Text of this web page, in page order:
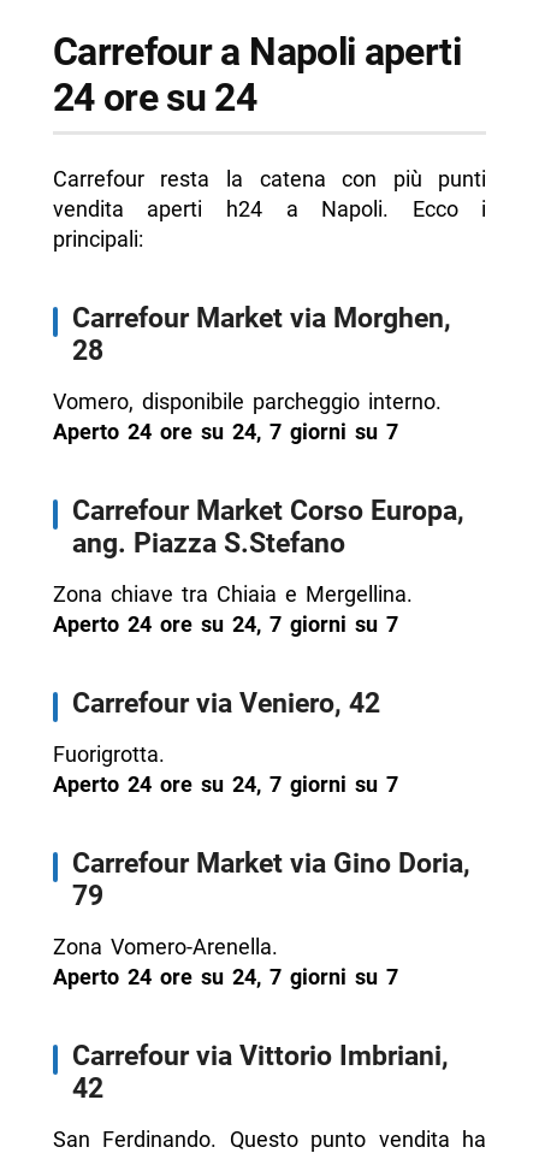
prolungato
-- Scopri di più da Napolike.it
Carrefour a Napoli aperti
24 ore su 24
Carrefour resta la catena con più punti
vendita aperti h24 a Napoli. Ecco i
principali:
Carrefour Market via Morghen,
28
Vomero, disponibile parcheggio interno.
Aperto 24 ore su 24, 7 giorni su 7
Carrefour Market Corso Europa,
ang. Piazza S.Stefano
Zona chiave tra Chiaia e Mergellina.
Aperto 24 ore su 24, 7 giorni su 7
Carrefour via Veniero, 42
Fuorigrotta.
Aperto 24 ore su 24, 7 giorni su 7
Carrefour Market via Gino Doria,
79
Zona Vomero-Arenella.
Aperto 24 ore su 24, 7 giorni su 7
Carrefour via Vittorio Imbriani,
42
San Ferdinando. Questo punto vendita ha